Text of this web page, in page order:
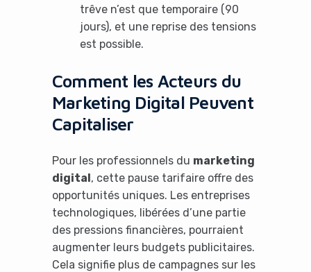
trêve n’est que temporaire (90
jours), et une reprise des tensions
est possible.
Comment les Acteurs du
Marketing Digital Peuvent
Capitaliser
Pour les professionnels du marketing
digital , cette pause tarifaire offre des
opportunités uniques. Les entreprises
technologiques, libérées d’une partie
des pressions financières, pourraient
augmenter leurs budgets publicitaires.
Cela signifie plus de campagnes sur les
It looks like you're
using an ad-blocker!